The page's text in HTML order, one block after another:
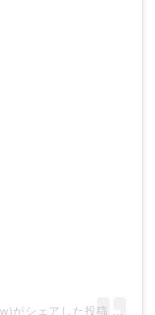
がシェアした投稿